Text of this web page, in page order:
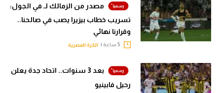
مصدر من الزمالك لـ في الجول:
تسريب خطاب بيزيرا يصب في صالحنا..
وقرارنا نهائي
الكرة المصرية
بعد 3 سنوات.. اتحاد جدة يعلن
رحيل فابينيو